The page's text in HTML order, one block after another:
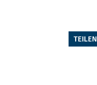
TEILEN